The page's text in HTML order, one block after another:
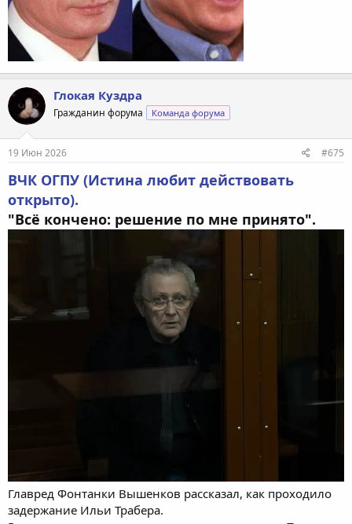
Глокая Куздра
Гражданин форума Команда форума
19 Июн 2026 #675
ВЧК ОГПУ (Истина любит действовать
открыто).
"Всё кончено: решение по мне принято".
Главред Фонтанки Вышенков рассказал, как проходило
задержание Ильи Трабера.